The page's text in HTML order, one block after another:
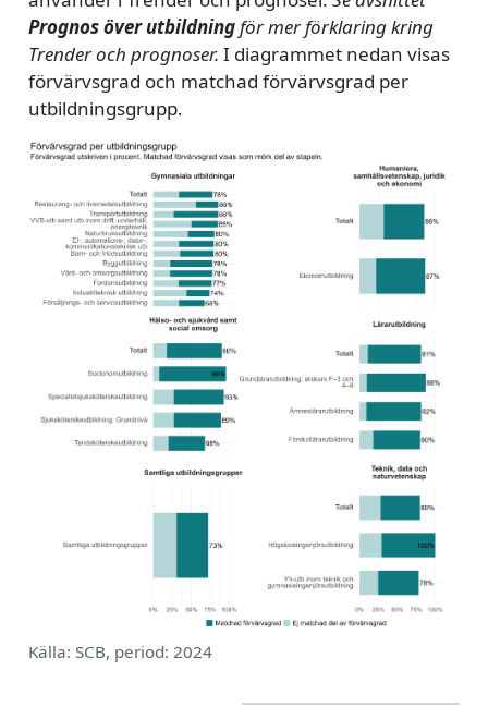
Prognos över utbildningför mer förklaring kring
Trender och prognoser. I diagrammet nedan visas
förvärvsgrad och matchad förvärvsgrad per
utbildningsgrupp.
Källa: SCB, period: 2024